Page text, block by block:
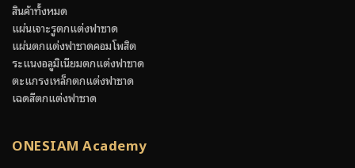
สินค้าทั้งหมด
แผ่นเจาะรูตกแต่งฟาซาด
แผ่นตกแต่งฟาซาดคอมโพสิต
ระแนงอลูมิเนียมตกแต่งฟาซาด
ตะแกรงเหล็กตกแต่งฟาซาด
เฉดสีตกแต่งฟาซาด
ONESIAM Academy